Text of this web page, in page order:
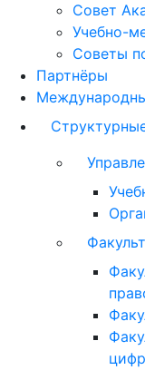
Совет
Учебно-
Советы
Партнёры